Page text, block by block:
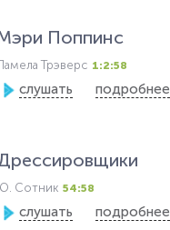
Поппинс
Трэверс 1:2:58
слушать подробнее
Сотник 54:58
слушать подробнее